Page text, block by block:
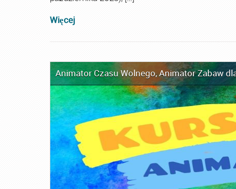
Więcej
Animator Czasu Wolnego,Animator Zabaw